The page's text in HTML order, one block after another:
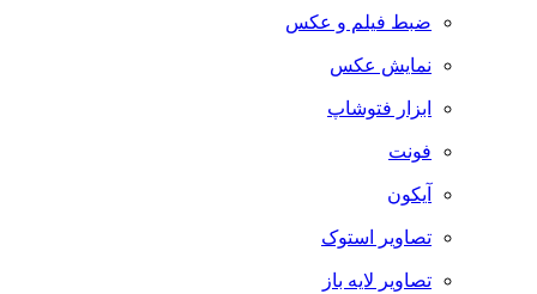
ضبط فيلم و عكس
نمایش عکس
ابزار فتوشاپ
فونت
آیکون
تصاویر استوک
تصاویر لایه باز